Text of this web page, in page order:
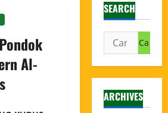
Al-
SEARCH
ARCHIVES